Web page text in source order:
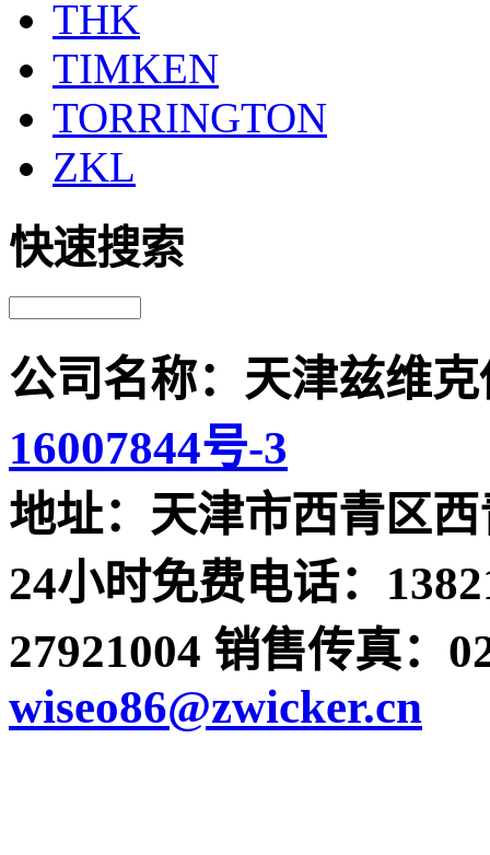
THK
TIMKEN
TORRINGTON
ZKL
快速搜索
公司名称：天津兹维
16007844号-3
地址：天津市西青区西
24小时免费电话：
27921004 销售传真：
wiseo86@zwicker.cn